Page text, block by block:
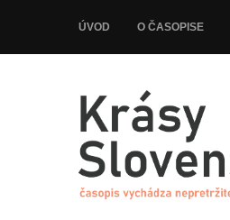
ÚVOD O ČASOPISE